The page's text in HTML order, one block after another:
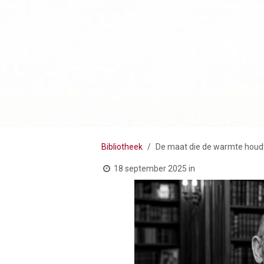
Bibliotheek De maat die de warmte
18 september 2025 in